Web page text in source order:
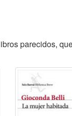
parecidos,